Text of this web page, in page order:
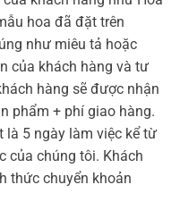
hoa đã đặt trên
như miêu tả hoặc
của khách hàng và tư
hàng sẽ được nhận
phẩm + phí giao hàng.
là 5 ngày làm việc kể từ
của chúng tôi. Khách
thức chuyển khoản